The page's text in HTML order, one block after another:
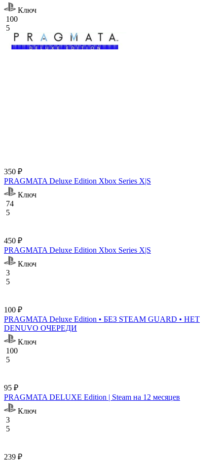
Ключ
100
5
350 ₽
PRAGMATA Deluxe Edition Xbox Series X|S
Ключ
74
5
450 ₽
PRAGMATA Deluxe Edition Xbox Series X|S
Ключ
3
5
100 ₽
PRAGMATA Deluxe Edition • БЕЗ STEAM GUARD • НЕТ
DENUVO ОЧЕРЕДИ
Ключ
100
5
95 ₽
PRAGMATA DELUXE Edition | Steam на 12 месяцев
Ключ
3
5
239 ₽